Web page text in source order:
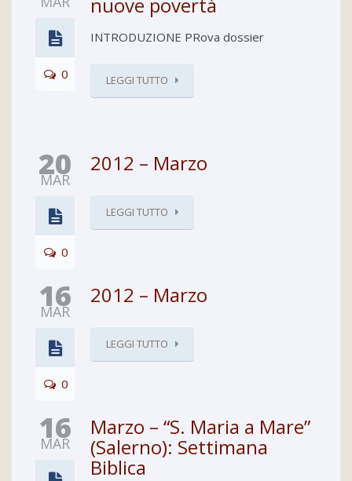
0
INTRODUZIONE PRova dossier
LEGGI TUTTO
20
MAR
0
2012 – Marzo
LEGGI TUTTO
16
MAR
0
2012 – Marzo
LEGGI TUTTO
16
MAR
Marzo – “S. Maria a Mare”
(Salerno): Settimana
Biblica